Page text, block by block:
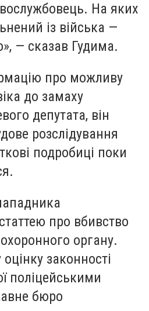
На яких
із війська —
— сказав Гудима.
про можливу
до замаху
депутата, він
розслідування
подробиці поки
про вбивство
органу.
законності
поліцейськими
бюро